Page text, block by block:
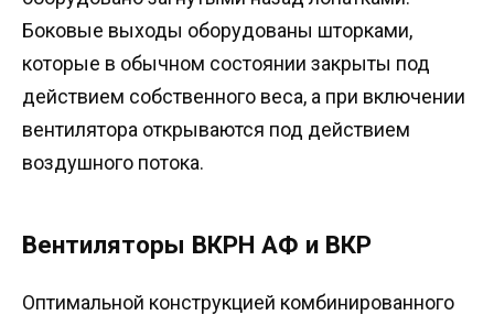
Боковые выходы оборудованы шторками,
которые в обычном состоянии закрыты под
действием собственного веса, а при включении
вентилятора открываются под действием
воздушного потока.
Вентиляторы ВКРН АФ и ВКР
Оптимальной конструкцией комбинированного